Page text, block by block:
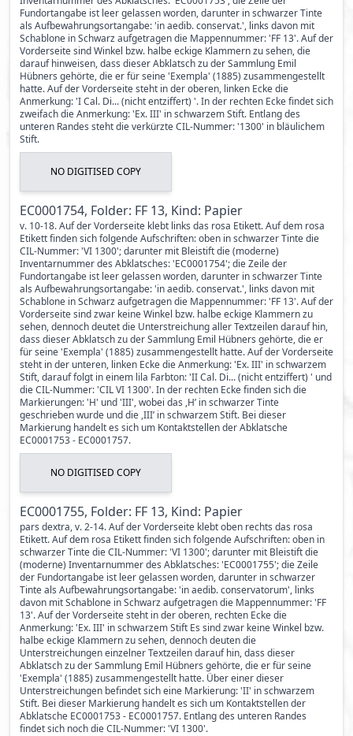
Fundortangabe ist leer gelassen worden, darunter in schwarzer Tinte
als Aufbewahrungsortangabe: 'in aedib. conservat.', links davon mit
Schablone in Schwarz aufgetragen die Mappennummer: 'FF 13'. Auf der
Vorderseite sind Winkel bzw. halbe eckige Klammern zu sehen, die
darauf hinweisen, dass dieser Abklatsch zu der Sammlung Emil
Hübners gehörte, die er für seine 'Exempla' (1885) zusammengestellt
hatte. Auf der Vorderseite steht in der oberen, linken Ecke die
Anmerkung: 'I Cal. Di... (nicht entziffert) '. In der rechten Ecke findet sich
zweifach die Anmerkung: 'Ex. III' in schwarzem Stift. Entlang des
unteren Randes steht die verkürzte CIL-Nummer: '1300' in bläulichem
Stift.
NO DIGITISED COPY
EC0001754, Folder: FF 13, Kind: Papier
v. 10-18. Auf der Vorderseite klebt links das rosa Etikett. Auf dem rosa
Etikett finden sich folgende Aufschriften: oben in schwarzer Tinte die
CIL-Nummer: 'VI 1300'; darunter mit Bleistift die (moderne)
Inventarnummer des Abklatsches: 'EC0001754'; die Zeile der
Fundortangabe ist leer gelassen worden, darunter in schwarzer Tinte
als Aufbewahrungsortangabe: 'in aedib. conservat.', links davon mit
Schablone in Schwarz aufgetragen die Mappennummer: 'FF 13'. Auf der
Vorderseite sind zwar keine Winkel bzw. halbe eckige Klammern zu
sehen, dennoch deutet die Unterstreichung aller Textzeilen darauf hin,
dass dieser Abklatsch zu der Sammlung Emil Hübners gehörte, die er
für seine 'Exempla' (1885) zusammengestellt hatte. Auf der Vorderseite
steht in der unteren, linken Ecke die Anmerkung: 'Ex. III' in schwarzem
Stift, darauf folgt in einem lila Farbton: 'II Cal. Di... (nicht entziffert) ' und
die CIL-Nummer: 'CIL VI 1300'. In der rechten Ecke finden sich die
Markierungen: 'H' und 'III', wobei das ,H’ in schwarzer Tinte
geschrieben wurde und die ,III’ in schwarzem Stift. Bei dieser
Markierung handelt es sich um Kontaktstellen der Abklatsche
EC0001753 - EC0001757.
NO DIGITISED COPY
EC0001755, Folder: FF 13, Kind: Papier
pars dextra, v. 2-14. Auf der Vorderseite klebt oben rechts das rosa
Etikett. Auf dem rosa Etikett finden sich folgende Aufschriften: oben in
schwarzer Tinte die CIL-Nummer: 'VI 1300'; darunter mit Bleistift die
(moderne) Inventarnummer des Abklatsches: 'EC0001755'; die Zeile
der Fundortangabe ist leer gelassen worden, darunter in schwarzer
Tinte als Aufbewahrungsortangabe: 'in aedib. conservatorum', links
davon mit Schablone in Schwarz aufgetragen die Mappennummer: 'FF
13'. Auf der Vorderseite steht in der oberen, rechten Ecke die
Anmerkung: 'Ex. III' in schwarzem Stift Es sind zwar keine Winkel bzw.
halbe eckige Klammern zu sehen, dennoch deuten die
Unterstreichungen einzelner Textzeilen darauf hin, dass dieser
Abklatsch zu der Sammlung Emil Hübners gehörte, die er für seine
'Exempla' (1885) zusammengestellt hatte. Über einer dieser
Unterstreichungen befindet sich eine Markierung: 'II' in schwarzem
Stift. Bei dieser Markierung handelt es sich um Kontaktstellen der
Abklatsche EC0001753 - EC0001757. Entlang des unteren Randes
findet sich noch die CIL-Nummer: 'VI 1300'.